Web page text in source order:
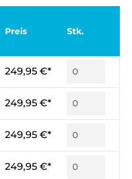
Preis Stk.
249,95 €*
249,95 €*
249,95 €*
249,95 €*